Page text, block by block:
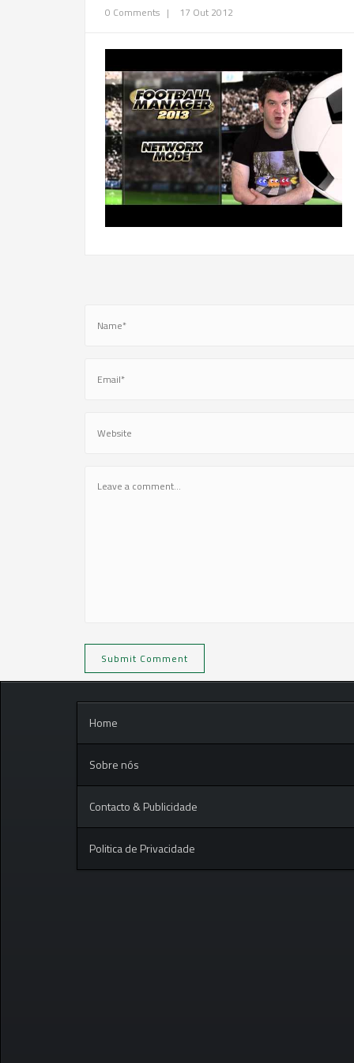
0 Comments | 17 Out 2012
Home
Sobre nós
Contacto & Publicidade
Politica de Privacidade